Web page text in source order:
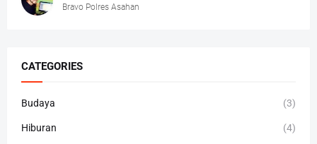
Bravo Polres Asahan
CATEGORIES
Budaya (3)
Hiburan (4)